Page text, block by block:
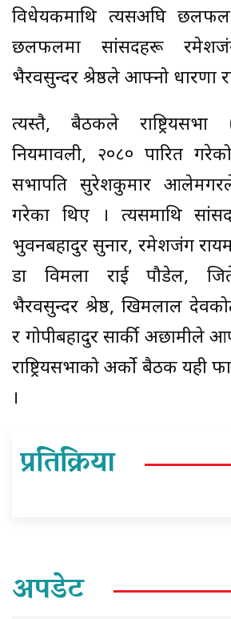
विधेयकमाथि त्यसअघि
छलफलमा सांसदहरू
भैरवसुन्दर श्रेष्ठले आफ्नो धारणा
त्यस्तै, बैठकले राष्ट्रियसभा
नियमावली, २०८० पारित
सभापति सुरेशकुमार
गरेका थिए । त्यसमाथि
भुवनबहादुर सुनार, रमेशजंग
डा विमला राई पौडेल,
भैरवसुन्दर श्रेष्ठ, खिमलाल
र गोपीबहादुर सार्की अछामीले
राष्ट्रियसभाको अर्को बैठक यही
।
प्रतिक्रिया
अपडेट